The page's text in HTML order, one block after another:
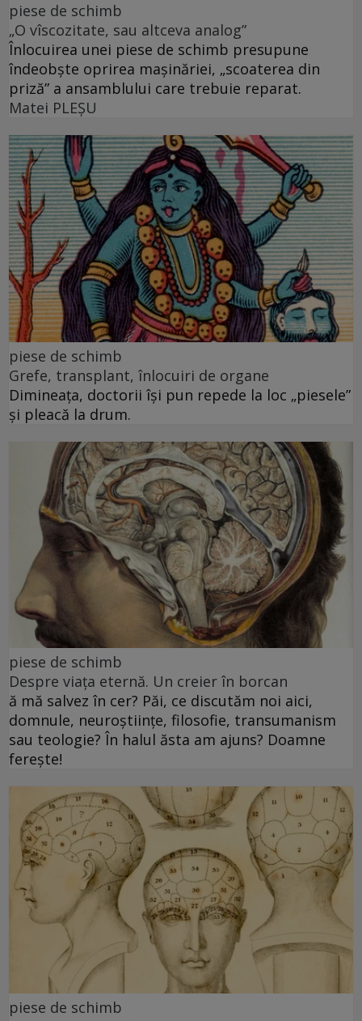
piese de schimb
„O vîscozitate, sau altceva analog”
Înlocuirea unei piese de schimb presupune
îndeobște oprirea mașinăriei, „scoaterea din
priză” a ansamblului care trebuie reparat.
Matei PLEŞU
piese de schimb
Grefe, transplant, înlocuiri de organe
Dimineața, doctorii își pun repede la loc „piesele”
și pleacă la drum.
piese de schimb
Despre viața eternă. Un creier în borcan
ă mă salvez în cer? Păi, ce discutăm noi aici,
domnule, neuroștiințe, filosofie, transumanism
sau teologie? În halul ăsta am ajuns? Doamne
ferește!
piese de schimb